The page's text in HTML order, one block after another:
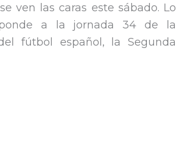
se ven las caras este sábado. Lo
a la jornada 34 de la
fútbol español, la Segunda